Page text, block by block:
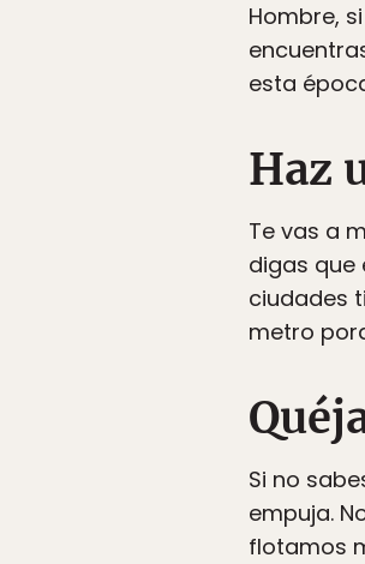
Hombre,
esta
Haz
Te vas a
digas que
ciudades
metro
Si no
empuja.
flotamos